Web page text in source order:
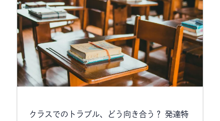
クラスでのトラブル、どう向き合う？ 発達特